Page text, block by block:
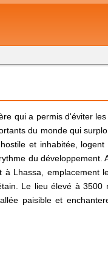
qui a permis d'éviter
du monde qui
et inhabitée,
du développement.
Lhassa, emplacement
Le lieu élevé à 3500
paisible et